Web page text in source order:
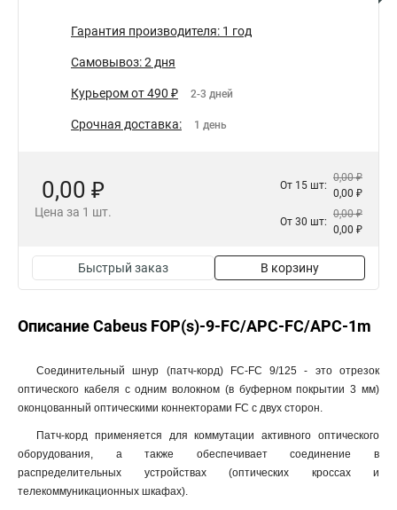
Гарантия производителя: 1 год
Самовывоз: 2 дня
Курьером от 490 ₽ 2-3 дней
Срочная доставка: 1 день
0,00 ₽
Цена за 1 шт.
От 15 шт:
0,00 ₽
0,00 ₽
От 30 шт:
0,00 ₽
0,00 ₽
Быстрый заказ В корзину
Описание Cabeus FOP(s)-9-FC/APC-FC/APC-1m
Соединительный шнур (патч-корд) FC-FC 9/125 - это отрезок
оптического кабеля c одним волокном (в буферном покрытии 3 мм)
оконцованный оптическими коннекторами FC с двух сторон.
Патч-корд применяется для коммутации активного оптического
оборудования, а также обеспечивает соединение в
распределительных устройствах (оптических кроссах и
телекоммуникационных шкафах).